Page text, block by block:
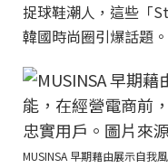
捉球鞋潮人，這些「
韓國時尚圈引爆話題。
MUSINSA 早期藉由展示自我